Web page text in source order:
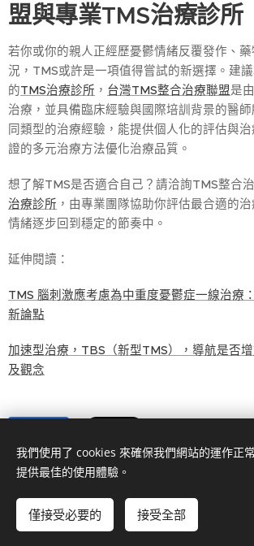
盟與專業TMS治療診所
若你或你的親人正經歷憂鬱情緒反覆發作、
況，TMS或許是一項值得嘗試的新選擇。建
的TMS治療診所 ， 台灣TMS整合治療聯盟是
治療，並具備臨床經驗與國際培訓背景的醫
同類型的治療經驗，能提供個人化的評估與
證的多元治療方法優化治療品質。
想了解TMS是否適合自己？請洽詢TMS整合
治療診所 ，由專業團隊協助你評估最合適的
情緒逐步回到穩定的節奏中。
延伸閱讀：
TMS 腦刺激應考慮為中重度憂鬱症一線治療
新論點
加速型治療，TBS（新型TMS），導航是否
及觀念
台灣TMS整合治療聯盟 copyright reserved
我們使用了 cookies 來確保我們網站的運作正
提供最佳的使用體驗。
僅接受必要的 接受全部